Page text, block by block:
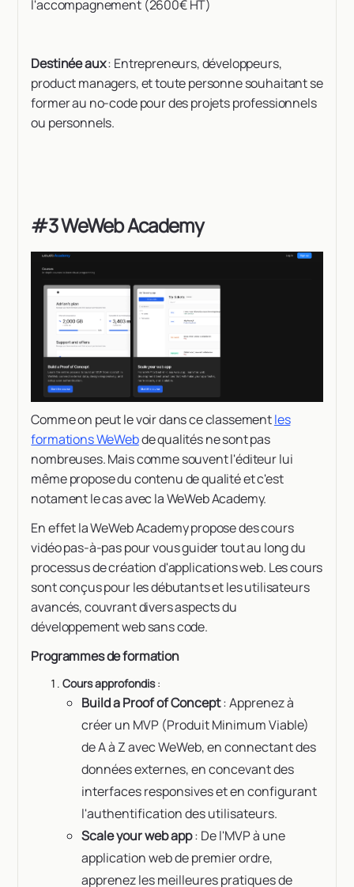
l'accompagnement (2600€ HT)
Destinée aux: Entrepreneurs, développeurs,
product managers, et toute personne souhaitant se
former au no-code pour des projets professionnels
ou personnels.
#3 WeWeb Academy
Comme on peut le voir dans ce classementles
formations WeWebde qualités ne sont pas
nombreuses. Mais comme souvent l'éditeur lui
même propose du contenu de qualité et c'est
notament le cas avec la WeWeb Academy.
En effet la WeWeb Academy propose des cours
vidéo pas-à-pas pour vous guider tout au long du
processus de création d'applications web. Les cours
sont conçus pour les débutants et les utilisateurs
avancés, couvrant divers aspects du
développement web sans code.
Programmes de formation
Cours approfondis:
Build a Proof of Concept: Apprenez à
créer un MVP (Produit Minimum Viable)
de A à Z avec WeWeb, en connectant des
données externes, en concevant des
interfaces responsives et en configurant
l'authentification des utilisateurs.
Scale your web app: De l'MVP à une
application web de premier ordre,
apprenez les meilleures pratiques de